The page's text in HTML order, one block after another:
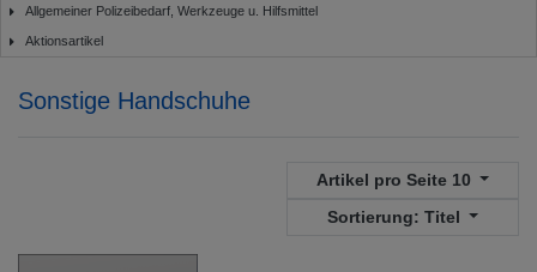
Allgemeiner Polizeibedarf, Werkzeuge u. Hilfsmittel
Aktionsartikel
Sonstige Handschuhe
Artikel pro Seite 10
Sortierung: Titel